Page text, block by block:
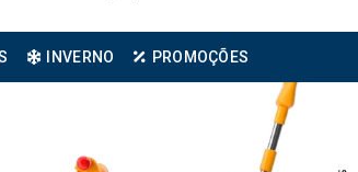
INVERNO PROMOÇÕES